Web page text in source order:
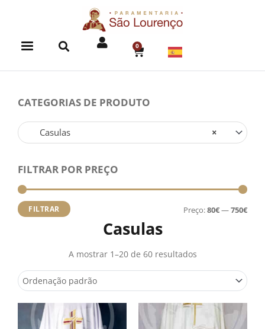
0
CART
CATEGORIAS DE PRODUTO
×
Casulas
FILTRAR POR PREÇO
FILTRAR Preço:80€—750€
Casulas
A mostrar 1–20 de 60 resultados